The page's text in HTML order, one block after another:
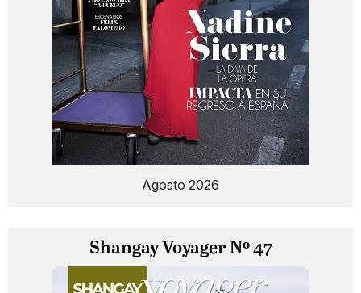
Agosto 2026
Shangay Voyager Nº 47